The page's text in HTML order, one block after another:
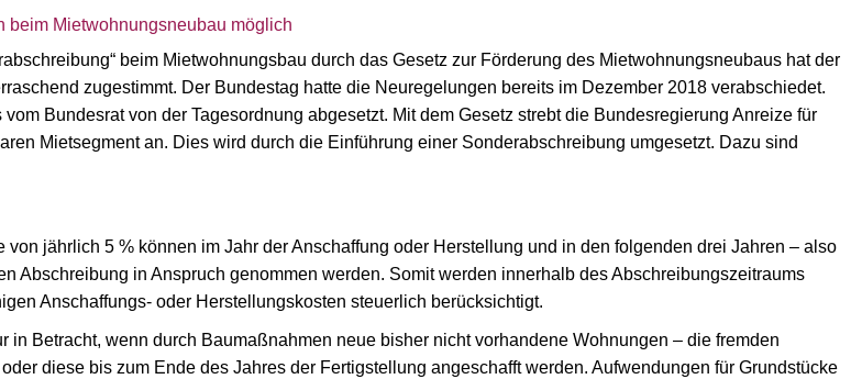
beim Mietwohnungsneubau möglich
beim Mietwohnungsbau durch das Gesetz zur Förderung des Mietwohnungsneubaus hat der
zugestimmt. Der Bundestag hatte die Neuregelungen bereits im Dezember 2018 verabschiedet.
Bundesrat von der Tagesordnung abgesetzt. Mit dem Gesetz strebt die Bundesregierung Anreize für
Mietsegment an. Dies wird durch die Einführung einer Sonderabschreibung umgesetzt. Dazu sind
jährlich 5 % können im Jahr der Anschaffung oder Herstellung und in den folgenden drei Jahren – also
Abschreibung in Anspruch genommen werden. Somit werden innerhalb des Abschreibungszeitraums
Anschaffungs- oder Herstellungskosten steuerlich berücksichtigt.
in Betracht, wenn durch Baumaßnahmen neue bisher nicht vorhandene Wohnungen – die fremden
diese bis zum Ende des Jahres der Fertigstellung angeschafft werden. Aufwendungen für Grundstücke